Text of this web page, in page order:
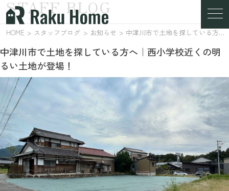
スタッフブログ
STAFF BLOG
HOME スタッフブログ お知らせ 中津川市で土地を探している方へ｜西小学校近くの明るい土地が登場！
中津川市で土地を探している方へ｜西小学校近くの明
るい土地が登場！